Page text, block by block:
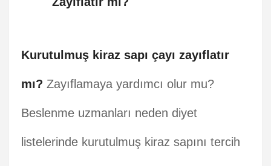
Kurutulmuş kiraz sapı çayı zayıflatır
mı? Zayıflamaya yardımcı olur mu?
Beslenme uzmanları neden diyet
listelerinde kurutulmuş kiraz sapını tercih